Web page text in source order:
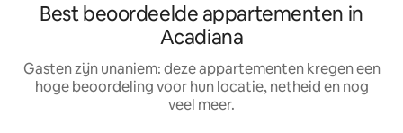
Best beoordeelde appartementen in
Acadiana
Gasten zijn unaniem: deze appartementen kregen een
hoge beoordeling voor hun locatie, netheid en nog
veel meer.